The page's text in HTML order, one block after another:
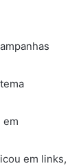
em
em links,